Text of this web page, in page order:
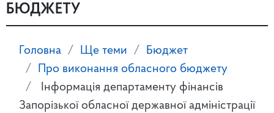
БЮДЖЕТУ
Головна Ще теми
Бюджет
Про виконання обласного бюджету
Інформація департаменту фінансів
Запорізької обласної державної адміністрації